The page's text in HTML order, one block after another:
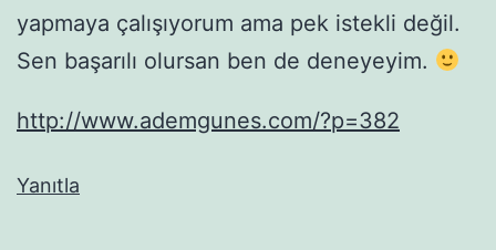
yapmaya çalışıyorum ama pek istekli değil.
Sen başarılı olursan ben de deneyeyim.
http://www.ademgunes.com/?p=382
Yanıtla